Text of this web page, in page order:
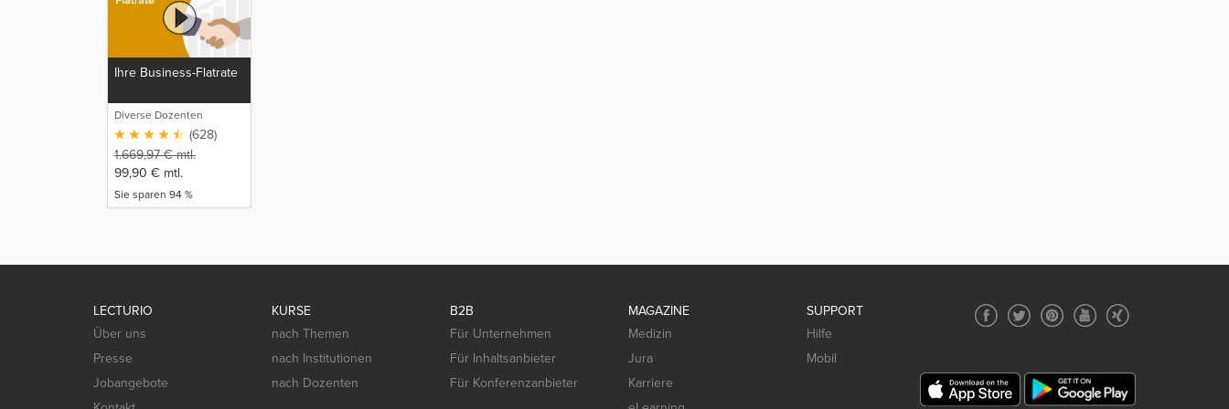
Ihre Business-Flatrate
Diverse Dozenten
(628)
1.669,97€mtl.
99,90 € mtl.
Sie sparen 94 %
LECTURIO
Über uns
Presse
Jobangebote
KURSE
nach Themen
nach Institutionen
nach Dozenten
B2B
Für Unternehmen
Für Inhaltsanbieter
Für Konferenzanbieter
MAGAZINE
Medizin
Jura
Karriere
SUPPORT
Hilfe
Mobil